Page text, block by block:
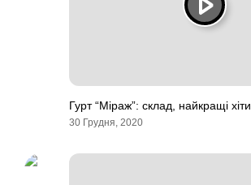
Гурт “Міраж”: склад, найкращі хіти
30 Грудня, 2020